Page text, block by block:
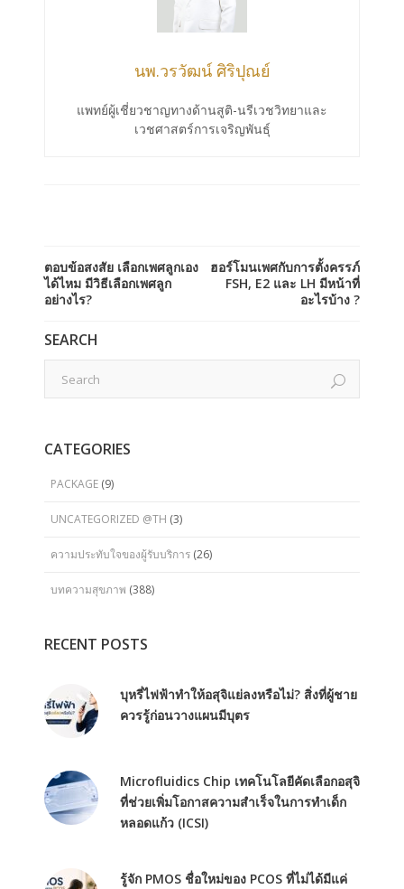
นพ.วรวัฒน์ ศิริปุณย์
แพทย์ผู้เชี่ยวชาญทางด้านสูติ-นรีเวชวิทยาและ
เวชศาสตร์การเจริญพันธุ์
ตอบข้อสงสัย เลือกเพศลูกเอง
ได้ไหม มีวิธีเลือกเพศลูก
อย่างไร?
ฮอร์โมนเพศกับการตั้งครรภ์
FSH, E2 และ LH มีหน้าที่
อะไรบ้าง ?
SEARCH
CATEGORIES
PACKAGE (9)
UNCATEGORIZED @TH (3)
ความประทับใจของผู้รับบริการ (26)
บทความสุขภาพ (388)
RECENT POSTS
บุหรี่ไฟฟ้าทำให้อสุจิแย่ลงหรือไม่? สิ่งที่ผู้ชาย
ควรรู้ก่อนวางแผนมีบุตร
Microfluidics Chip เทคโนโลยีคัดเลือกอสุจิ
ที่ช่วยเพิ่มโอกาสความสำเร็จในการทำเด็ก
หลอดแก้ว (ICSI)
รู้จัก PMOS ชื่อใหม่ของ PCOS ที่ไม่ได้มีแค่